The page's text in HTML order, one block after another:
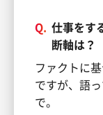
Q. 仕事をす
断軸は？
ファクトに
ですが、語
で。